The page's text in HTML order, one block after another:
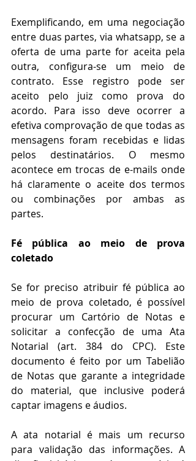
Exemplificando, em uma negociação
entre duas partes, via whatsapp, se a
oferta de uma parte for aceita pela
outra, configura-se um meio de
contrato. Esse registro pode ser
aceito pelo juiz como prova do
acordo. Para isso deve ocorrer a
efetiva comprovação de que todas as
mensagens foram recebidas e lidas
pelos destinatários. O mesmo
acontece em trocas de e-mails onde
há claramente o aceite dos termos
ou combinações por ambas as
partes.
Fé pública ao meio de prova
coletado
Se for preciso atribuir fé pública ao
meio de prova coletado, é possível
procurar um Cartório de Notas e
solicitar a confecção de uma Ata
Notarial (art. 384 do CPC). Este
documento é feito por um Tabelião
de Notas que garante a integridade
do material, que inclusive poderá
captar imagens e áudios.
A ata notarial é mais um recurso
para validação das informações. A